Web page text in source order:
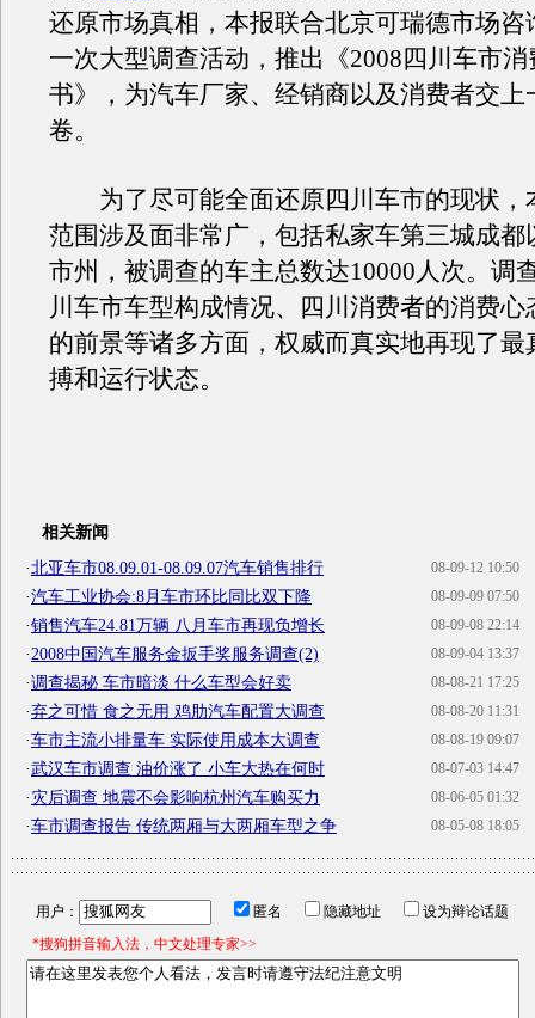
还原市场真相，本报联合北京可瑞德市场咨
一次大型调查活动，推出《2008四川车市
书》，为汽车厂家、经销商以及消费者交上
卷。
为了尽可能全面还原四川车市的现状，
范围涉及面非常广，包括私家车第三城成都
市州，被调查的车主总数达10000人次。调
川车市车型构成情况、四川消费者的消费心
的前景等诸多方面，权威而真实地再现了最
搏和运行状态。
相关新闻
08-09-12 10:50
·北亚车市08.09.01-08.09.07汽车销售排行
08-09-09 07:50
·汽车工业协会:8月车市环比同比双下降
08-09-08 22:14
·销售汽车24.81万辆 八月车市再现负增长
08-09-04 13:37
·2008中国汽车服务金扳手奖服务调查(2)
08-08-21 17:25
·调查揭秘 车市暗淡 什么车型会好卖
08-08-20 11:31
·弃之可惜 食之无用 鸡肋汽车配置大调查
08-08-19 09:07
·车市主流小排量车 实际使用成本大调查
08-07-03 14:47
·武汉车市调查 油价涨了 小车大热在何时
08-06-05 01:32
·灾后调查 地震不会影响杭州汽车购买力
08-05-08 18:05
·车市调查报告 传统两厢与大两厢车型之争
用户： 匿名 隐藏地址
设为辩论话题
*搜狗拼音输入法，中文处理专家>>